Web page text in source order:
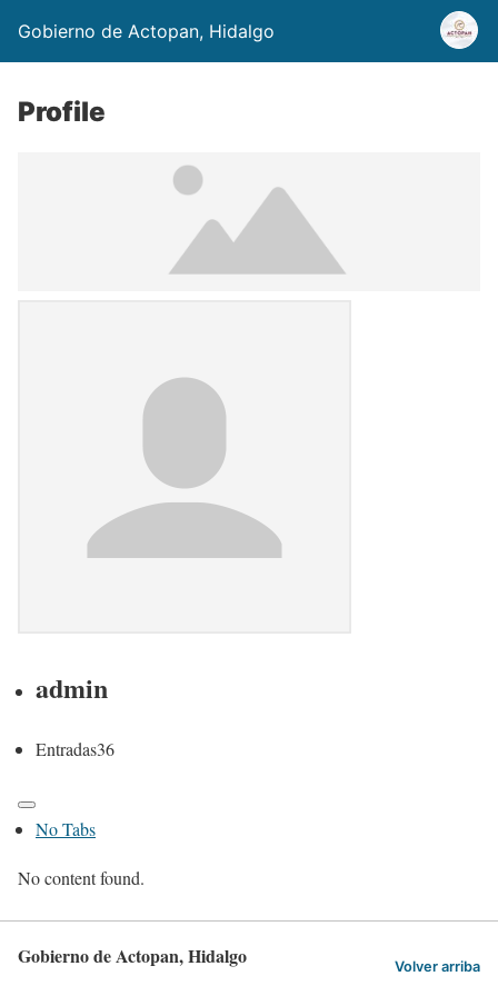
Gobierno de Actopan, Hidalgo
Profile
admin
Entradas36
No Tabs
No content found.
Gobierno de Actopan, Hidalgo Volver arriba